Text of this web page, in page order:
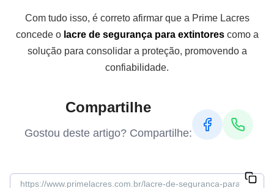
Com tudo isso, é correto afirmar que a Prime Lacres
concede o lacre de segurança para extintorescomo a
solução para consolidar a proteção, promovendo a
confiabilidade.
Compartilhe
Gostou deste artigo? Compartilhe: